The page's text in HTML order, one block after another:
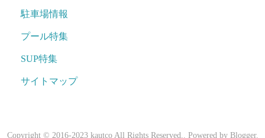
駐車場情報
プール特集
SUP特集
サイトマップ
Copyright © 2016-2023 kautco All Rights Reserved.. Powered by Blogger.